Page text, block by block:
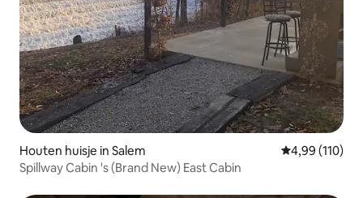
Houten huisje in Salem Gemiddelde
4,99 (110)
Spillway Cabin 's (Brand New) East Cabin